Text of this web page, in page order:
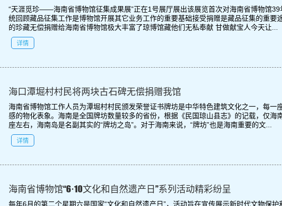
“天涯觅珍——海南省博物馆征集成果展”正在1号展厅展出该展览首次对海南省博物馆39
统回顾藏品征集工作是博物馆开展其它业务工作的重要基础接受捐赠是藏品征集的重要
的珍藏无偿捐赠给海南省博物馆极大丰富了琼博馆藏他们无私奉献 甘做献宝人今天让...
详情
海口潭堀村村民将两块古石碑无偿捐赠我馆
海南省博物馆工作人员为潭堀村村民颁发荣誉证书牌坊是中华特色建筑文化之一，每一
感的物化表象。海南是全国牌坊数量较多的省份，根据《民国琼山县志》的记载，仅海
座左右，海南岛是名副其实的“牌坊之岛”。对于海南来说，“牌坊”也是海南重要的文...
详情
海南省博物馆“6·10文化和自然遗产日”系列活动精彩纷呈
每年6月的第二个星期六是国家“文化和自然遗产日”，活动旨在宣传展示新时代文物保